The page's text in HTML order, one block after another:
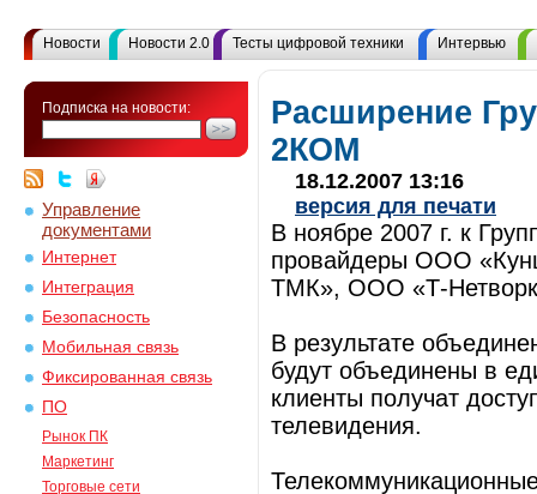
Новости Новости 2.0 Тесты цифровой техники Интервью
Подписка на новости:
Управление
документами
Интернет
Интеграция
Безопасность
Мобильная связь
Фиксированная связь
ПО
Рынок ПК
Маркетинг
Торговые сети
Расширение
2КОМ
18.12.2007 13:16
версия для печати
В ноябре 2007 г. к
провайдеры ООО
ТМК», ООО «Т-
В результате
будут объединены в
клиенты получат
телевидения.